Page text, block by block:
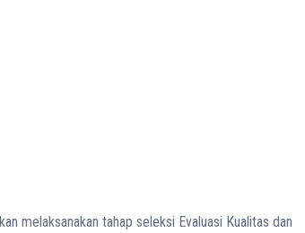
melaksanakan tahap seleksi Evaluasi Kualitas dan